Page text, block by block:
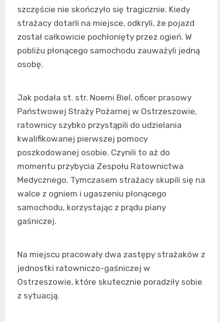
szczęście nie skończyło się tragicznie. Kiedy
strażacy dotarli na miejsce, odkryli, że pojazd
został całkowicie pochłonięty przez ogień. W
pobliżu płonącego samochodu zauważyli jedną
osobę.
Jak podała st. str. Noemi Biel, oficer prasowy
Państwowej Straży Pożarnej w Ostrzeszowie,
ratownicy szybko przystąpili do udzielania
kwalifikowanej pierwszej pomocy
poszkodowanej osobie. Czynili to aż do
momentu przybycia Zespołu Ratownictwa
Medycznego. Tymczasem strażacy skupili się na
walce z ogniem i ugaszeniu płonącego
samochodu, korzystając z prądu piany
gaśniczej.
Na miejscu pracowały dwa zastępy strażaków z
jednostki ratowniczo-gaśniczej w
Ostrzeszowie, które skutecznie poradziły sobie
z sytuacją.